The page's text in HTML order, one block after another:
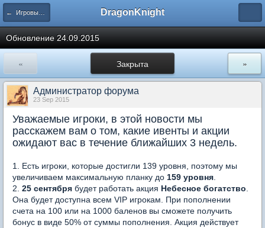
← Игровые события DragonKnight
Обновление 24.09.2015
Закрыта
« »
Администратор форума
23 Sep 2015
Уважаемые игроки, в этой новости мы
расскажем вам о том, какие ивенты и акции
ожидают вас в течение ближайших 3 недель.
1. Есть игроки, которые достигли 139 уровня, поэтому мы
увеличиваем максимальную планку до 159 уровня
2. 25 сентября будет работать акция Небесное богатство
Она будет доступна всем VIP игрокам. При пополнении
счета на 100 или на 1000 баленов вы сможете получить
бонус в виде 50% от суммы пополнения. Акция действует